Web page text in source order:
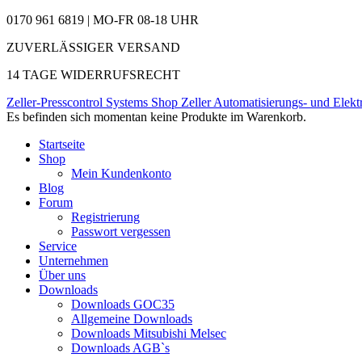
0170 961 6819 | MO-FR 08-18 UHR
ZUVERLÄSSIGER VERSAND
14 TAGE WIDERRUFSRECHT
Zeller-Presscontrol Systems Shop Zeller Automatisierungs- und
Es befinden sich momentan keine Produkte im Warenkorb.
Startseite
Shop
Mein Kundenkonto
Blog
Forum
Registrierung
Passwort vergessen
Service
Unternehmen
Über uns
Downloads
Downloads GOC35
Allgemeine Downloads
Downloads Mitsubishi Melsec
Downloads AGB`s